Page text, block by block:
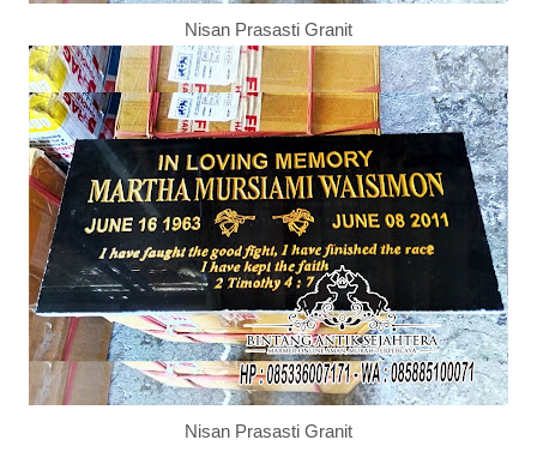
Nisan Prasasti Granit
Nisan Prasasti Granit